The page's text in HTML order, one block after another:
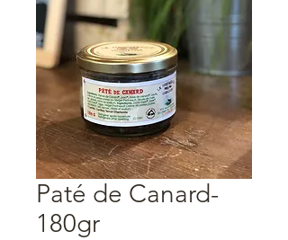
Paté de Canard-
180gr